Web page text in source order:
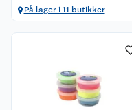
På lager i 11 butikker